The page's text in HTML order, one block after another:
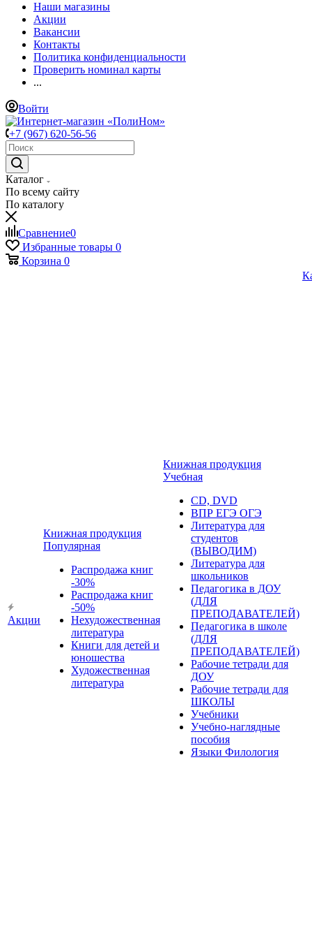
Наши магазины
Акции
Вакансии
Контакты
Политика конфиденциальности
Проверить номинал карты
...
Войти
+7 (967) 620-56-56
Каталог
По всему сайту
По каталогу
Сравнение0
Избранные товары 0
Корзина 0
Акции
Книжная продукция
Популярная
Распродажа книг
-30%
Распродажа книг
-50%
Нехудожественная
литература
Книги для детей и
юношества
Художественная
литература
Книжная продукция
Учебная
CD, DVD
ВПР ЕГЭ ОГЭ
Литература для
студентов
(ВЫВОДИМ)
Литература для
школьников
Педагогика в ДОУ
(ДЛЯ
ПРЕПОДАВАТЕЛЕЙ)
Педагогика в школе
(ДЛЯ
ПРЕПОДАВАТЕЛЕЙ)
Рабочие тетради для
ДОУ
Рабочие тетради для
ШКОЛЫ
Учебники
Учебно-наглядные
пособия
Языки Филология